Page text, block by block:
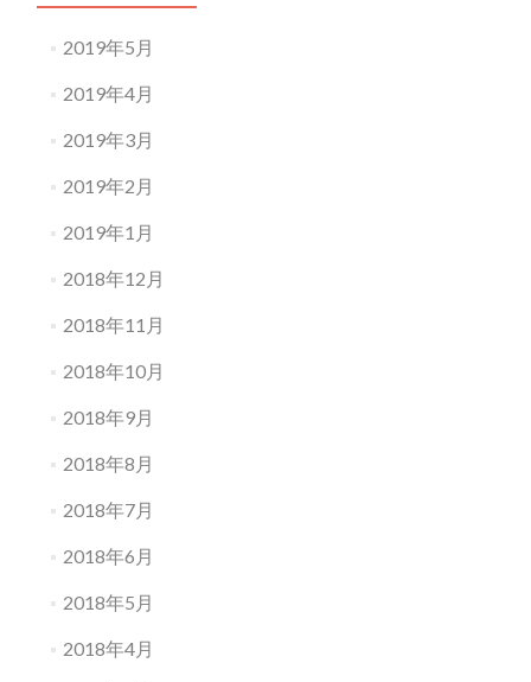
2019年5月
2019年4月
2019年3月
2019年2月
2019年1月
2018年12月
2018年11月
2018年10月
2018年9月
2018年8月
2018年7月
2018年6月
2018年5月
2018年4月